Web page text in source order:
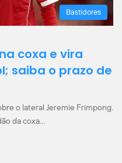
Bastidores
coxa e vira
saiba o prazo de
o lateral Jeremie Frimpong.
da coxa…